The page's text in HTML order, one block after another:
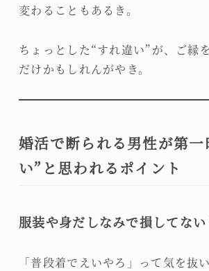
変わることもあるき。
ちょっとした“すれ違い”が、ご縁
だけかもしれんがやき。
婚活で断られる男性が第一
い”と思われるポイント
服装や身だしなみで損してない
「普段着でえいやろ」って気を抜